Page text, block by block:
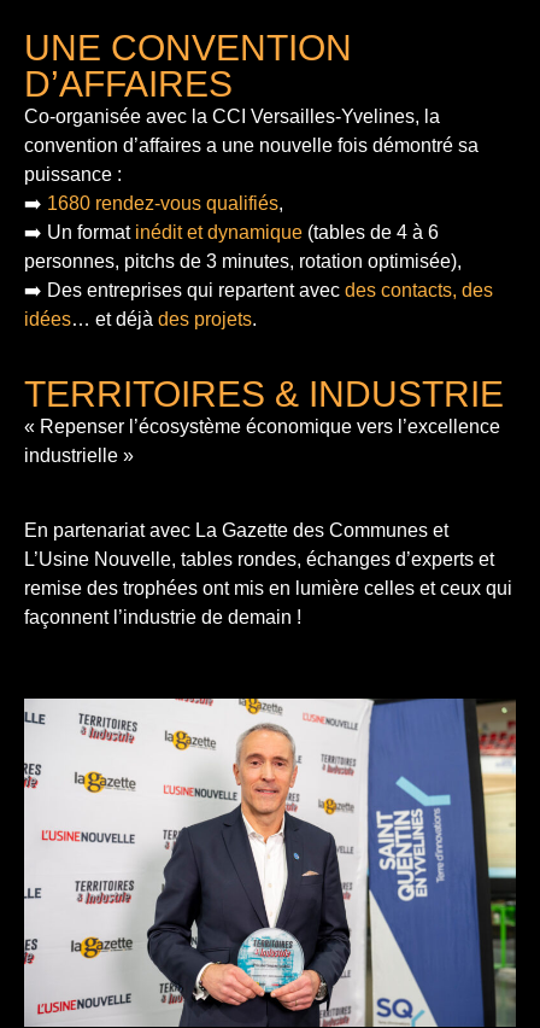
UNE CONVENTION
D’AFFAIRES
Co-organisée avec la CCI Versailles-Yvelines, la
convention d’affaires a une nouvelle fois démontré sa
puissance :
➡️ 1680 rendez-vous qualifiés,
➡️ Un format inédit et dynamique (tables de 4 à 6
personnes, pitchs de 3 minutes, rotation optimisée),
➡️ Des entreprises qui repartent avec des contacts, des
idées… et déjà des projets.
TERRITOIRES & INDUSTRIE
« Repenser l’écosystème économique vers l’excellence
industrielle »
En partenariat avec La Gazette des Communes et
L’Usine Nouvelle, tables rondes, échanges d’experts et
remise des trophées ont mis en lumière celles et ceux qui
façonnent l’industrie de demain !